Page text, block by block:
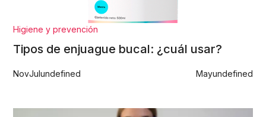
Higiene y prevención
Tipos de enjuague bucal: ¿cuál usar?
NovJulundefined Mayundefined